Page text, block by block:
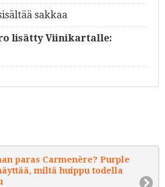
sakkaa
lisätty Viinikartalle:
paras Carmenère? Purple
miltä huippu todella